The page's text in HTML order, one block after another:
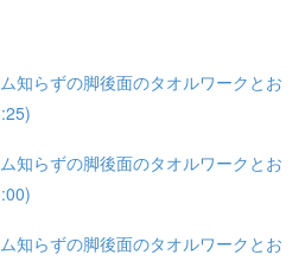
知らずの脚後面のタオルワークとお
知らずの脚後面のタオルワークとお
知らずの脚後面のタオルワークとお